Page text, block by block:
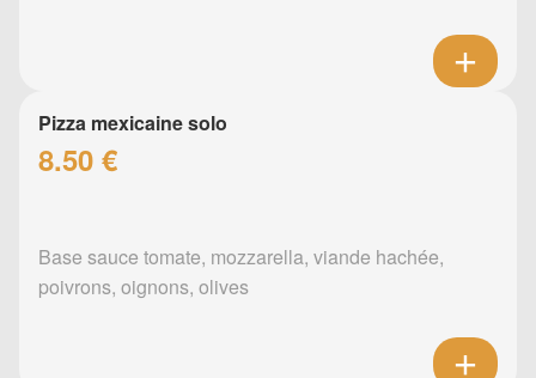
Pizza mexicaine solo
8.50 €
Base sauce tomate, mozzarella, viande hachée,
poivrons, oignons, olives